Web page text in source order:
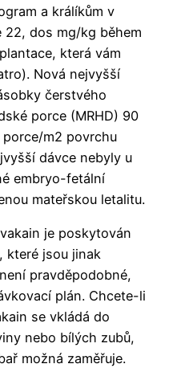
a králíkům v
22, dos mg/kg během
která vám
Nová nejvyšší
čerstvého
porce (MRHD) 90
m2 povrchu
dávce nebyly u
embryo-fetální
mateřskou letalitu.
je poskytován
které jsou jinak
pravděpodobné,
plán. Chcete-li
se vkládá do
nebo bílých zubů,
možná zaměřuje.